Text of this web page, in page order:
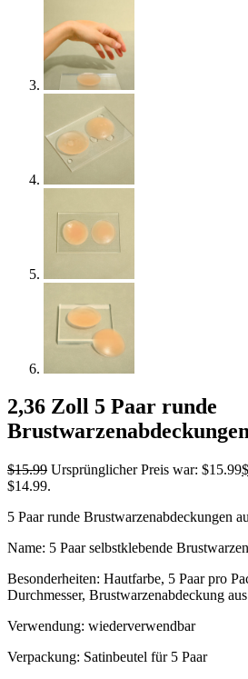
2,36 Zoll 5 Paar runde
$15.99 Ursprünglicher Preis war: $15.99$
$14.99.
5 Paar runde Brustwarzenabdeckungen
Name: 5 Paar selbstklebende
Besonderheiten: Hautfarbe, 5 Paar pro
Durchmesser, Brustwarzenabdeckung
Verwendung: wiederverwendbar
Verpackung: Satinbeutel für 5 Paar